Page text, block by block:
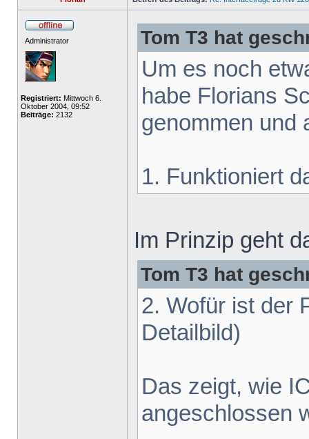
Administrator
Registriert: Mittwoch 6.
Oktober 2004, 09:52
Beiträge: 2132
Tom T3 hat
Um es noch
habe Florians
genommen und
1. Funktioniert
Im Prinzip geht
Tom T3 hat
2. Wofür ist der
Detailbild)
Das zeigt, wie
angeschlossen